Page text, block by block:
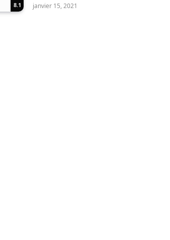
8.1 janvier 15, 2021